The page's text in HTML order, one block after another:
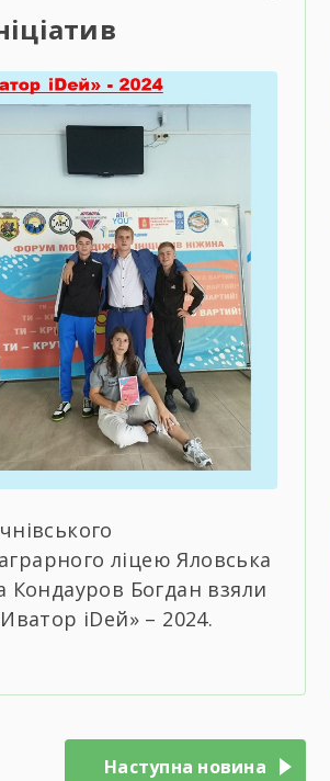
ліцею Яловська
Кондауров Богдан взяли
іDей» – 2024.
Наступна новина